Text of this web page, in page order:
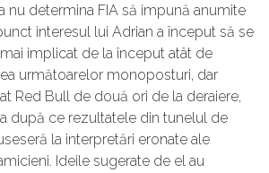
nu determina FIA să impună anumite
interesul lui Adrian a început să se
implicat de la început atât de
următoarelor monoposturi, dar
Red Bull de două ori de la deraiere,
după ce rezultatele din tunelul de
la interpretări eronate ale
Ideile sugerate de el au